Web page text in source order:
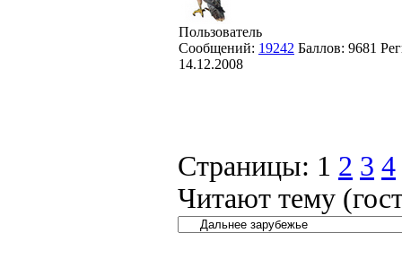
Пользователь
Сообщений: 19242 Баллов: 9681
14.12.2008
Страницы: 1 2 3 4
Читают тему